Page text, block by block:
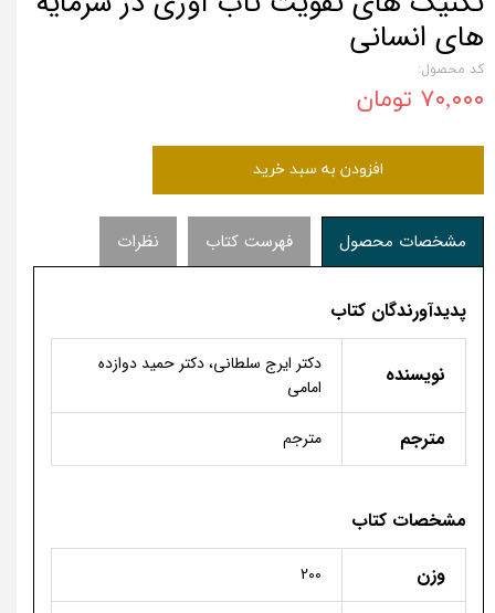
های انسانی
کد محصول:
۷۰,۰۰۰ تومان
افزودن به سبد خرید
مشخصات محصول فهرست کتاب نظرات
پدیدآورندگان کتاب
نویسنده
دکتر ایرج سلطانی، دکتر حمید دوازده
امامی
مترجم مترجم
مشخصات کتاب
وزن
200